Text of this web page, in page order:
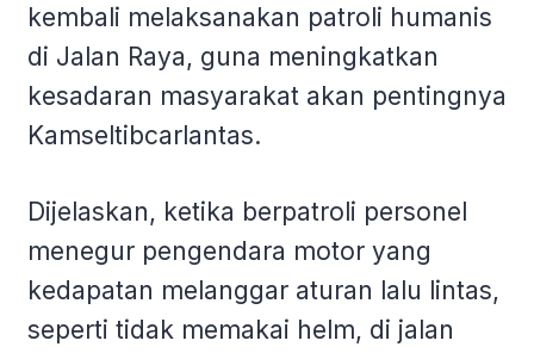
kembali melaksanakan patroli humanis
di Jalan Raya, guna meningkatkan
kesadaran masyarakat akan pentingnya
Kamseltibcarlantas.
Dijelaskan, ketika berpatroli personel
menegur pengendara motor yang
kedapatan melanggar aturan lalu lintas,
seperti tidak memakai helm, di jalan